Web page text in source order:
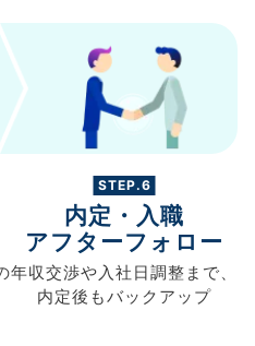
STEP.6
内定・入職
アフターフォロー
年収交渉や入社日調整まで、
内定後もバックアップ